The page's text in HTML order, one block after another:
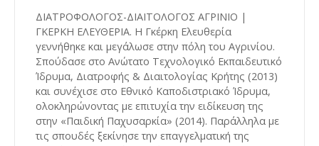
ΔΙΑΤΡΟΦΟΛΟΓΟΣ-ΔΙΑΙΤΟΛΟΓΟΣ ΑΓΡΙΝΙΟ |
ΓΚΕΡΚΗ ΕΛΕΥΘΕΡΙΑ. Η Γκέρκη Ελευθερία
γεννήθηκε και μεγάλωσε στην πόλη του Αγρινίου.
Σπούδασε στο Ανώτατο Τεχνολογικό Εκπαιδευτικό
Ίδρυμα, Διατροφής & Διαιτολογίας Κρήτης (2013)
και συνέχισε στο Εθνικό Καποδιστριακό Ίδρυμα,
ολοκληρώνοντας με επιτυχία την ειδίκευση της
στην «Παιδική Παχυσαρκία» (2014). Παράλληλα με
τις σπουδές ξεκίνησε την επαγγελματική της